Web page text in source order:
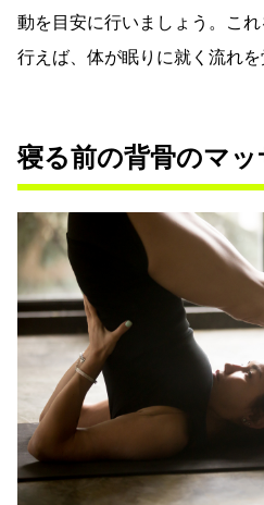
動を目安に行いましょう。こ
行えば、体が眠りに就く流れを
寝る前の背骨のマッ